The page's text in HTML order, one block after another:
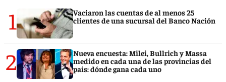
1
Vaciaron las cuentas de al menos 25
clientes de una sucursal del Banco Nación
2
Nueva encuesta: Milei, Bullrich y Massa
medido en cada una de las provincias del
país: dónde gana cada uno